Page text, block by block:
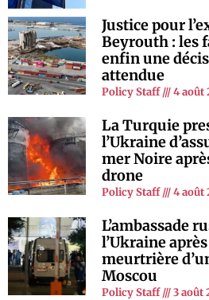
Justice pour
Beyrouth : les
enfin une
attendue
Policy Staff 4 août
La Turquie
l’Ukraine
mer Noire
drone
Policy Staff 4 août
L’ambassade
l’Ukraine
meurtrière
Moscou
Policy Staff 3 août